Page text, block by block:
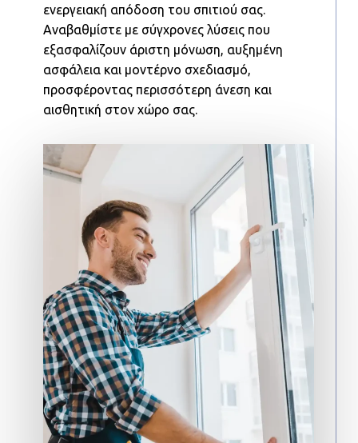
ενεργειακή απόδοση του σπιτιού σας.
Αναβαθμίστε με σύγχρονες λύσεις που
εξασφαλίζουν άριστη μόνωση, αυξημένη
ασφάλεια και μοντέρνο σχεδιασμό,
προσφέροντας περισσότερη άνεση και
αισθητική στον χώρο σας.